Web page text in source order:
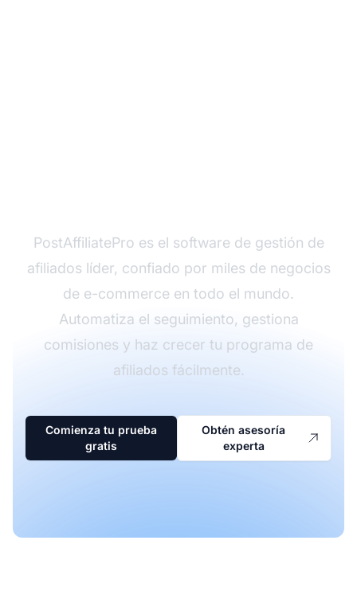
PostAffiliatePro es el software de gestión de
afiliados líder, confiado por miles de negocios
de e-commerce en todo el mundo.
Automatiza el seguimiento, gestiona
comisiones y haz crecer tu programa de
afiliados fácilmente.
Comienza tu prueba
gratis
Obtén asesoría
experta